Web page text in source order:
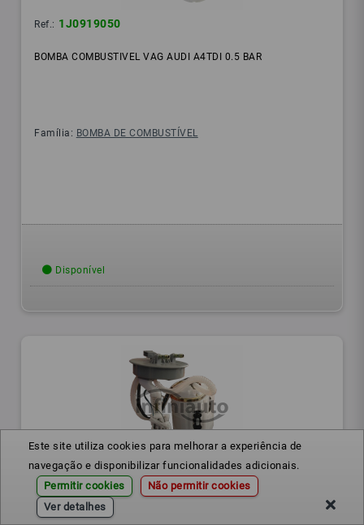
Este site utiliza cookies para melhorar a experiência de
navegação e disponibilizar funcionalidades adicionais.
Permitir cookies
Não permitir cookies
Ver detalhes
Ref.: 1J0919050
BOMBA COMBUSTIVEL VAG AUDI A4TDI 0.5 BAR
Família: BOMBA DE COMBUSTÍVEL
Disponível
Ref.: 1H0919051AK
BOMBA COMBUSTIVEL VAG GOLF GTI 3 BAR